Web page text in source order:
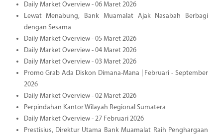
Daily Market Overview - 06 Maret 2026
Lewat Menabung, Bank Muamalat Ajak Nasabah Berbagi
dengan Sesama
Daily Market Overview - 05 Maret 2026
Daily Market Overview - 04 Maret 2026
Daily Market Overview - 03 Maret 2026
Promo Grab Ada Diskon Dimana-Mana | Februari - September
2026
Daily Market Overview - 02 Maret 2026
Perpindahan Kantor Wilayah Regional Sumatera
Daily Market Overview - 27 Februari 2026
Prestisius, Direktur Utama Bank Muamalat Raih Penghargaan